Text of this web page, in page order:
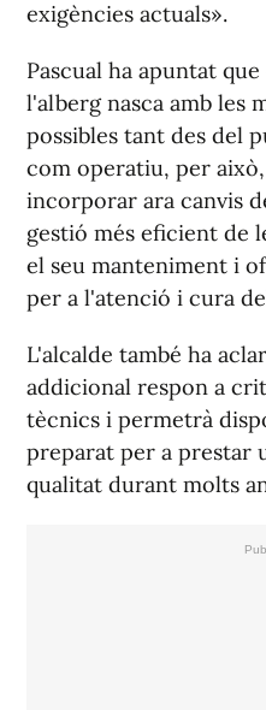
exigències actuals».
Pascual ha apuntat
l'alberg nasca amb les
possibles tant des del
com operatiu, per
incorporar ara canvis
gestió més eficient de
el seu manteniment i
per a l'atenció i cura
L'alcalde també ha
addicional respon a
tècnics i permetrà
preparat per a prestar
qualitat durant molts